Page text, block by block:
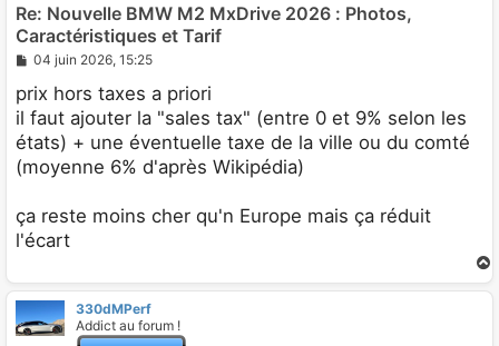
Re: Nouvelle BMW M2 MxDrive 2026 : Photos,
Caractéristiques et Tarif
M
s
s
a
g
e
04 juin 2026, 15:25
prix hors taxes a priori
il faut ajouter la "sales tax" (entre 0 et 9% selon les
états) + une éventuelle taxe de la ville ou du comté
(moyenne 6% d'après Wikipédia)
ça reste moins cher qu'n Europe mais ça réduit
l'écart
330dMPerf
Addict au forum !